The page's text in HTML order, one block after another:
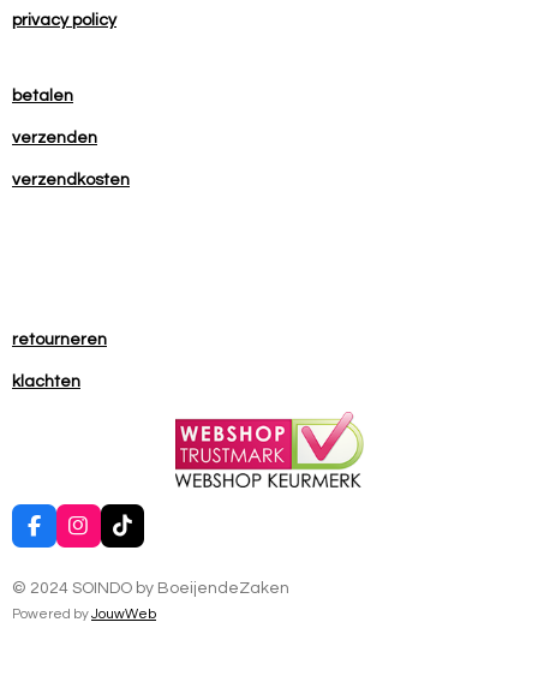
privacy policy
betalen
verzenden
verzendkosten
retourneren
klachten
F
a
e
b
I
n
t
a
T
i
T
o
© 2024 SOINDO by BoeijendeZaken
Powered byJouwWeb